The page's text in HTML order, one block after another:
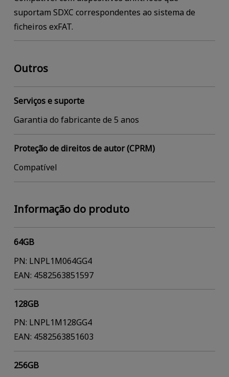
suportam SDXC correspondentes ao sistema de
ficheiros exFAT.
Outros
Serviços e suporte
Garantia do fabricante de 5 anos
Proteção de direitos de autor (CPRM)
Compatível
Informação do produto
64GB
PN: LNPL1M064GG4
EAN: 4582563851597
128GB
PN: LNPL1M128GG4
EAN: 4582563851603
256GB